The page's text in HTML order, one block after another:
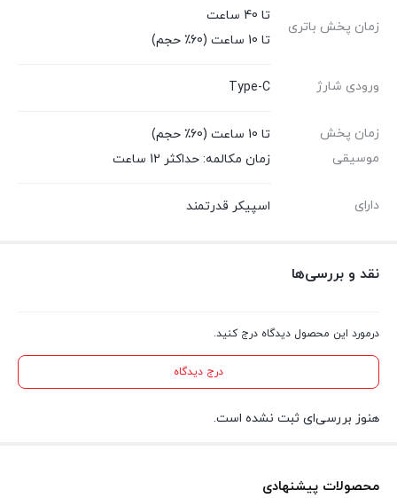
زمان پخش باتری
تا 40 ساعت
تا 10 ساعت (60٪ حجم)
ورودی شارژ Type-C
زمان پخش
موسیقی
تا 10 ساعت (60٪ حجم)
زمان مکالمه: حداکثر 12 ساعت
دارای اسپیکر قدرتمند
نقد و بررسی‌ها
درمورد این محصول دیدگاه درج کنید.
درج دیدگاه
هنوز بررسی‌ای ثبت نشده است.
محصولات پیشنهادی